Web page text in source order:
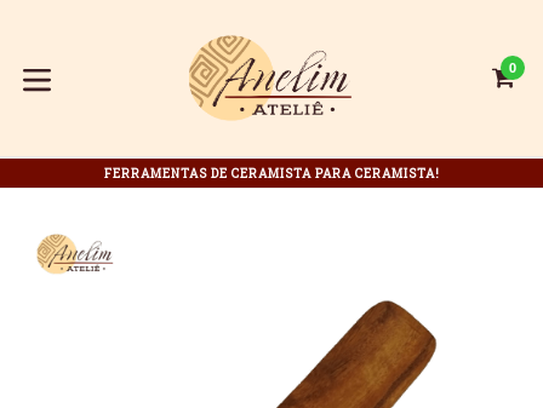
conteúdo
0
FERRAMENTAS DE CERAMISTA PARA CERAMISTA!